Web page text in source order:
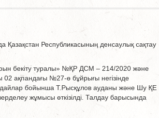
Республикасының денсаулық сақтау
бекіту туралы» №ҚР ДСМ – 214/2020 және
ақпандағы №27-ө бұйрығы негізінде
бойынша Т.Рысқұлов ауданы және Шу ҚЕ
жұмысы өткізілді. Талдау барысында